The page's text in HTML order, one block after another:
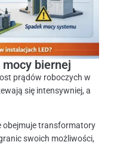
biernej
prądów roboczych w
się intensywniej, a
obejmuje transformatory
swoich możliwości,